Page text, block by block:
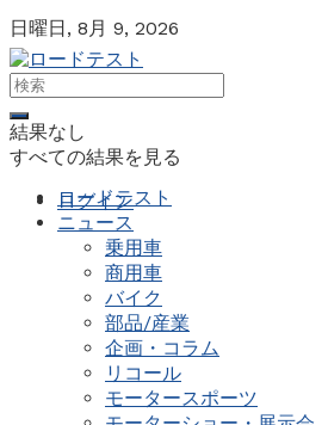
日曜日, 8月 9, 2026
結果なし
すべての結果を見る
ログイン
ロードテスト
ニュース
乗用車
商用車
バイク
部品/産業
企画・コラム
リコール
モータースポーツ